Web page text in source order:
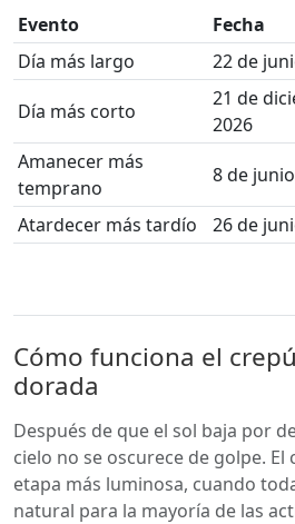
Evento Fecha
Día más largo
22 de
Día más corto
21 de
2026
Amanecer más
temprano
8 de
Atardecer más tardío 26 de
Cómo funciona el
dorada
Después de que el sol baja por
cielo no se oscurece de golpe. El
etapa más luminosa, cuando
natural para la mayoría de las